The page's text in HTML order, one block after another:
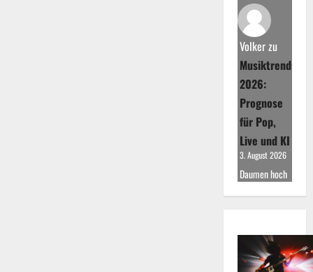
Volkerzu
Musiktrends
2026:
Prognose
für Pop,
Live und KI
3. August 2026
Daumen hoch